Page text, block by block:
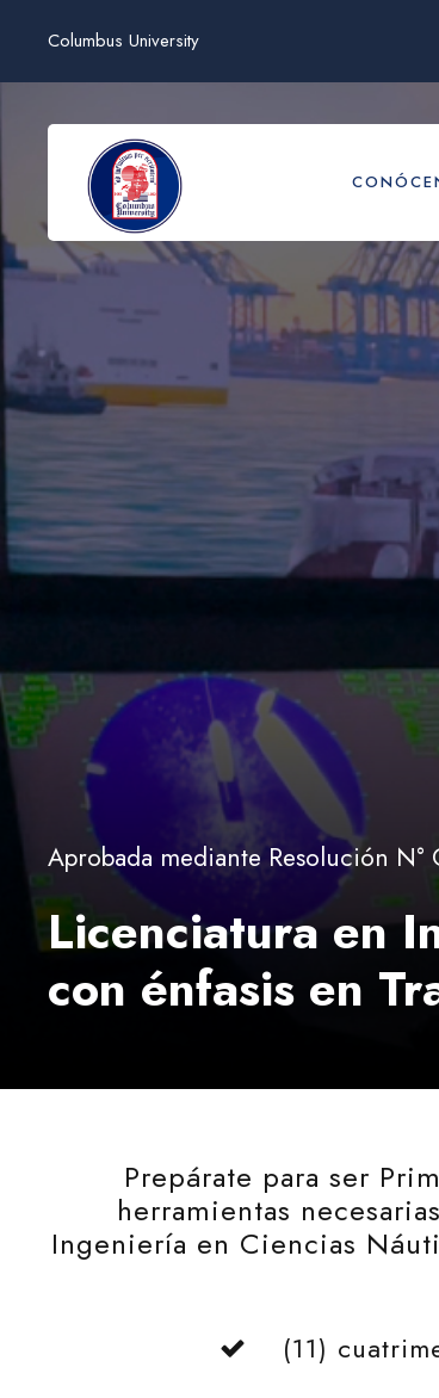
Columbus University
Aprobada mediante Resolución
Licenciatura en
con énfasis en
Prepárate para ser
herramientas
Ingeniería en Ciencias
(11)